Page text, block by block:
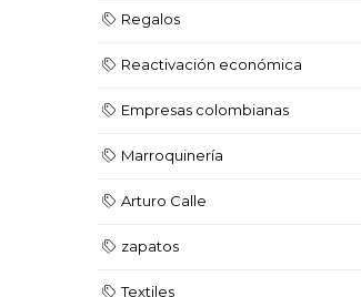
Regalos
Reactivación económica
Empresas colombianas
Marroquinería
Arturo Calle
zapatos
Textiles